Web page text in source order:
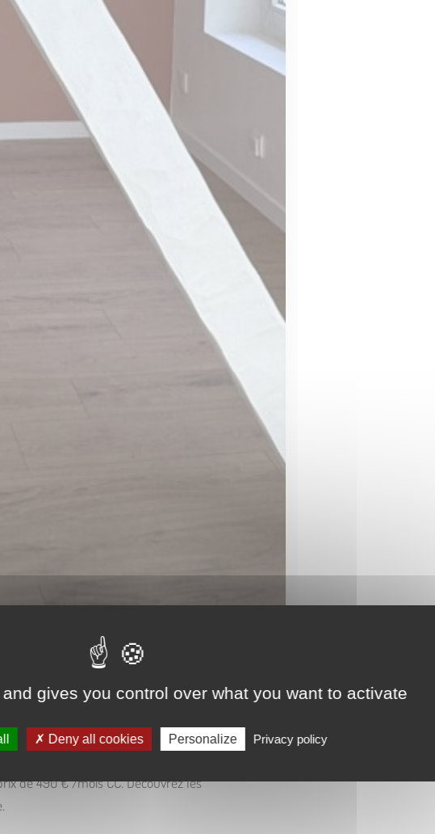
de 490 € /mois CC. Découvrez les
gives you control over what you want to activate
Deny all cookies Personalize Privacy policy